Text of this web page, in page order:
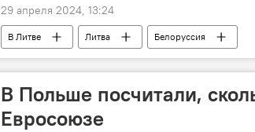
29 апреля 2024, 13:24
В Литве Литва Белоруссия
В Польше посчитали,
Евросоюзе